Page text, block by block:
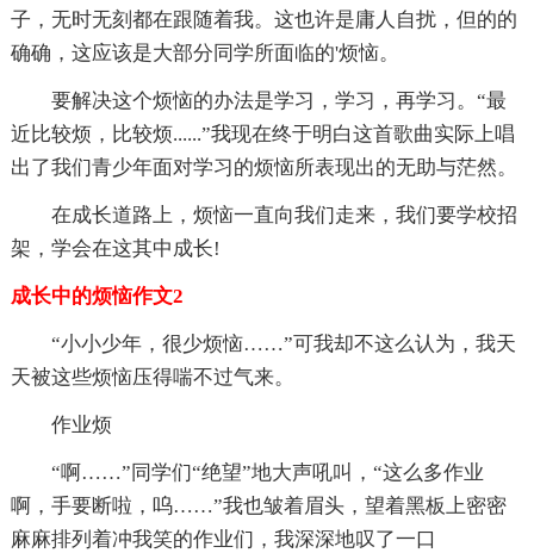
子，无时无刻都在跟随着我。这也许是庸人自扰，但的的
确确，这应该是大部分同学所面临的'烦恼。
要解决这个烦恼的办法是学习，学习，再学习。“最
近比较烦，比较烦......”我现在终于明白这首歌曲实际上唱
出了我们青少年面对学习的烦恼所表现出的无助与茫然。
在成长道路上，烦恼一直向我们走来，我们要学校招
架，学会在这其中成长!
成长中的烦恼作文2
“小小少年，很少烦恼……”可我却不这么认为，我天
天被这些烦恼压得喘不过气来。
作业烦
“啊……”同学们“绝望”地大声吼叫，“这么多作业
啊，手要断啦，呜……”我也皱着眉头，望着黑板上密密
麻麻排列着冲我笑的作业们，我深深地叹了一口